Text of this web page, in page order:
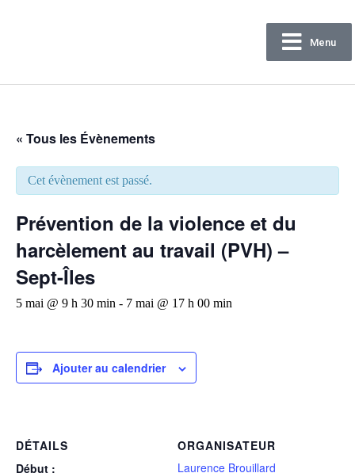
Menu
« Tous les Évènements
Cet évènement est passé.
Prévention de la violence et du
harcèlement au travail (PVH) –
Sept-Îles
5 mai @ 9 h 30 min - 7 mai @ 17 h 00 min
Ajouter au calendrier
DÉTAILS
Début :
ORGANISATEUR
Laurence Brouillard